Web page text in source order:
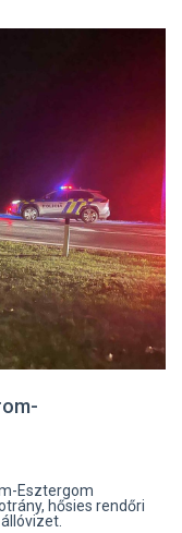
Esztergom
hősies rendőri